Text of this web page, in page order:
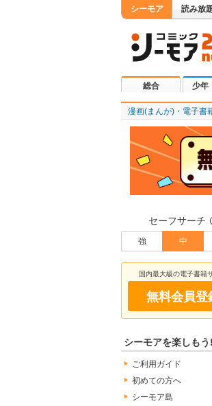
シーモア 読み放
総合 少年
漫画(まんが)・電子書
セーフサーチ
強 中
国内最大級の電子書籍
無料会員登
シーモアを楽しもう!
ご利用ガイド
初めての方へ
シーモア島